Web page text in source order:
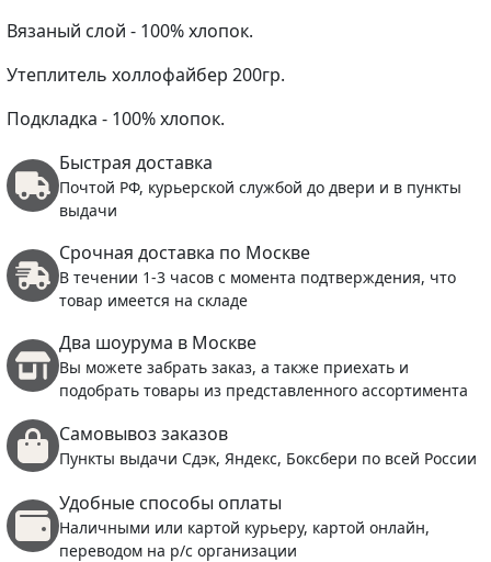
Вязаный слой - 100% хлопок.
Утеплитель холлофайбер 200гр.
Подкладка - 100% хлопок.
Быстрая доставка
Почтой РФ, курьерской службой до двери и в пункты
выдачи
Срочная доставка по Москве
В течении 1-3 часов с момента подтверждения, что
товар имеется на складе
Два шоурума в Москве
Вы можете забрать заказ, а также приехать и
подобрать товары из представленного ассортимента
Самовывоз заказов
Пункты выдачи Сдэк, Яндекс, Боксбери по всей России
Удобные способы оплаты
Наличными или картой курьеру, картой онлайн,
переводом на р/с организации